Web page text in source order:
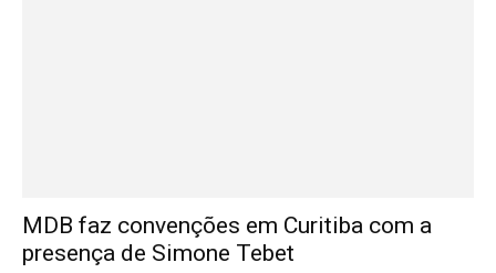
MDB faz convenções em Curitiba com a
presença de Simone Tebet